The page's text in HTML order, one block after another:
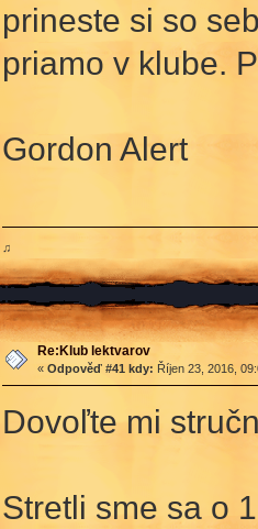
prineste si so
priamo v klube.
Gordon Alert
♫
Re:Klub lektvarov
« Odpověď #41 kdy: Říjen 23, 2016,
Dovoľte mi
Stretli sme sa o